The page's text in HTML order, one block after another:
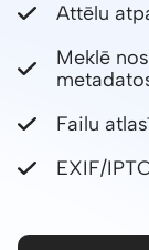
Attēlu
Meklē
Failu
EXIF/